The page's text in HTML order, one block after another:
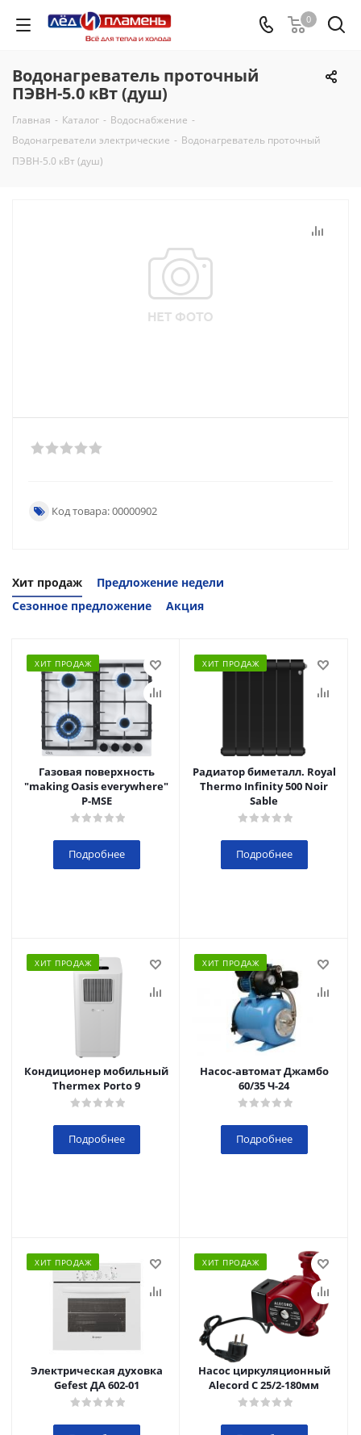
0
Водонагреватель проточный
ПЭВН-5.0 кВт (душ)
Главная - Каталог - Водоснабжение -
Водонагреватели электрические - Водонагреватель проточный
ПЭВН-5.0 кВт (душ)
Код товара: 00000902
Хит продаж
Предложение недели
Сезонное предложение
Акция
ХИТ ПРОДАЖ
Газовая поверхность
"making Oasis everywhere"
P-MSE
Подробнее
ХИТ ПРОДАЖ
Радиатор биметалл. Royal
Thermo Infinity 500 Noir
Sable
Подробнее
ХИТ ПРОДАЖ
Кондиционер мобильный
Thermex Porto 9
Подробнее
ХИТ ПРОДАЖ
Насос-автомат Джамбо
60/35 Ч-24
Подробнее
ХИТ ПРОДАЖ
Электрическая духовка
Gefest ДА 602-01
ХИТ ПРОДАЖ
Насос циркуляционный
Alecord C 25/2-180мм